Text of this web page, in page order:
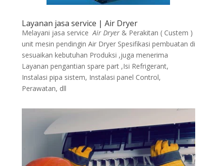
Layanan jasa service | Air Dryer
Melayani jasa service Air Dryer& Perakitan ( Custem )
unit mesin pendingin Air Dryer Spesifikasi pembuatan di
sesuaikan kebutuhan Produksi ,juga menerima
Layanan pengantian spare part ,Isi Refrigerant,
Instalasi pipa sistem, Instalasi panel Control,
Perawatan, dll